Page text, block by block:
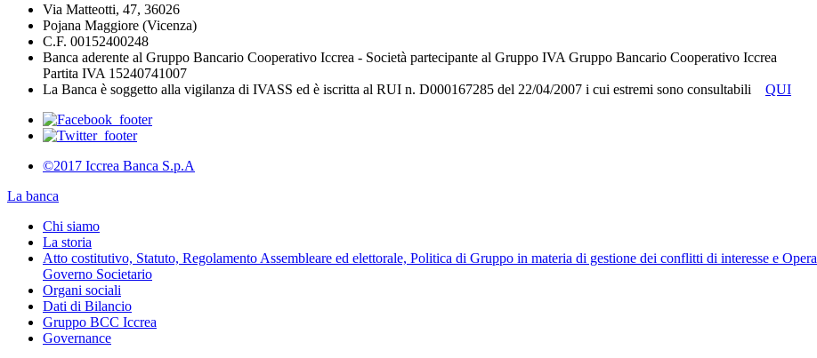
Via Matteotti, 47, 36026
Pojana Maggiore (Vicenza)
C.F. 00152400248
Banca aderente al Gruppo Bancario Cooperativo Iccrea - Società partecipante al Gruppo IVA Gruppo Bancario Cooperativo Iccrea
Partita IVA 15240741007
La Banca è soggetto alla vigilanza di IVASS ed è iscritta al RUI n. D000167285 del 22/04/2007 i cui estremi sono consultabili QUI
©2017 Iccrea Banca S.p.A
La banca
Chi siamo
La storia
Atto costitutivo, Statuto, Regolamento Assembleare ed elettorale, Politica di Gruppo in materia di gestione dei conflitti di interesse e
Governo Societario
Organi sociali
Dati di Bilancio
Gruppo BCC Iccrea
Governance